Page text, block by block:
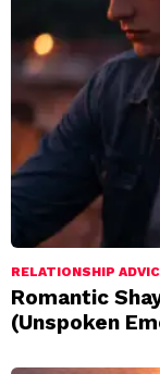
RELATIONSHIP
Romantic
(Unspoken